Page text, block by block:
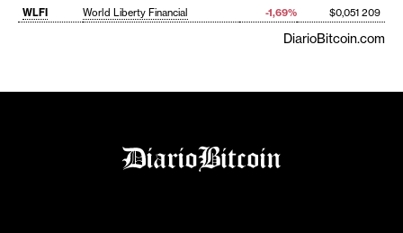
WLFI
World Liberty Financial -1,69% $0,051 209
DiarioBitcoin.com